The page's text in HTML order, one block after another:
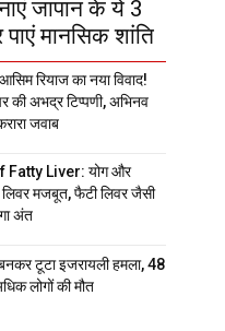
जापान के ये 3
मानसिक शांति
रियाज का नया विवाद!
की अभद्र टिप्पणी, अभिनव
जवाब
Fatty Liver: योग और
लिवर मजबूत, फैटी लिवर जैसी
अंत
टूटा इजरायली हमला, 48
लोगों की मौत